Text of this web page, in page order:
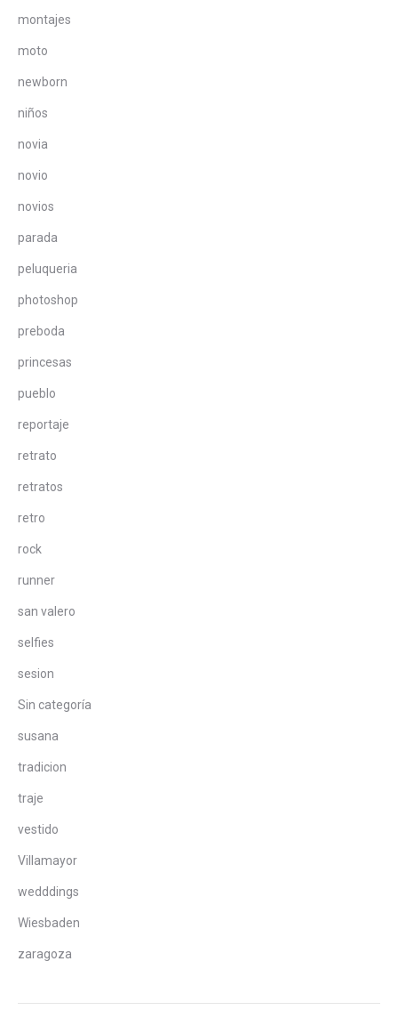
montajes
moto
newborn
niños
novia
novio
novios
parada
peluqueria
photoshop
preboda
princesas
pueblo
reportaje
retrato
retratos
retro
rock
runner
san valero
selfies
sesion
Sin categoría
susana
tradicion
traje
vestido
Villamayor
wedddings
Wiesbaden
zaragoza